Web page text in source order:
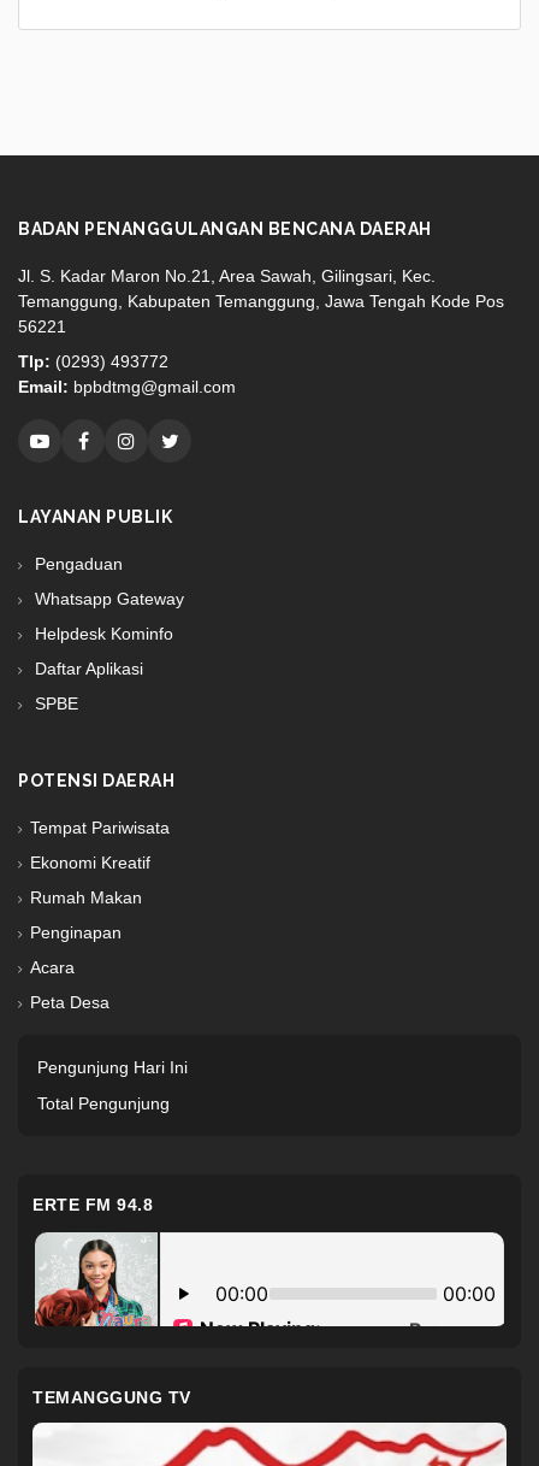
BADAN PENANGGULANGAN BENCANA DAERAH
Jl. S. Kadar Maron No.21, Area Sawah, Gilingsari, Kec.
Temanggung, Kabupaten Temanggung, Jawa Tengah Kode Pos
56221
Tlp: (0293) 493772
Email: bpbdtmg@gmail.com
LAYANAN PUBLIK
Pengaduan
Whatsapp Gateway
Helpdesk Kominfo
Daftar Aplikasi
SPBE
POTENSI DAERAH
Tempat Pariwisata
Ekonomi Kreatif
Rumah Makan
Penginapan
Acara
Peta Desa
Pengunjung Hari Ini
Total Pengunjung
ERTE FM 94.8
TEMANGGUNG TV